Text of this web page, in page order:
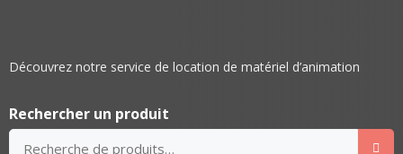
Découvrez notre service de location de matériel d’animation
Rechercher un produit